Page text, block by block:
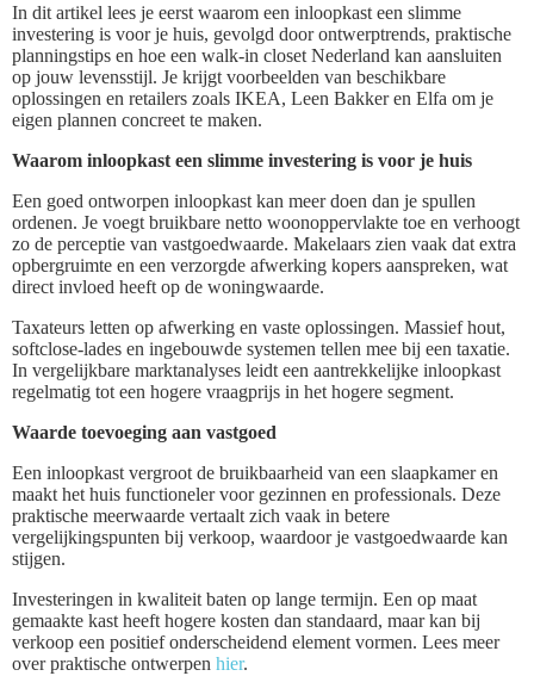
In dit artikel lees je eerst waarom een inloopkast een slimme
investering is voor je huis, gevolgd door ontwerptrends, praktische
planningstips en hoe een walk-in closet Nederland kan aansluiten
op jouw levensstijl. Je krijgt voorbeelden van beschikbare
oplossingen en retailers zoals IKEA, Leen Bakker en Elfa om je
eigen plannen concreet te maken.
Waarom inloopkast een slimme investering is voor je huis
Een goed ontworpen inloopkast kan meer doen dan je spullen
ordenen. Je voegt bruikbare netto woonoppervlakte toe en verhoogt
zo de perceptie van vastgoedwaarde. Makelaars zien vaak dat extra
opbergruimte en een verzorgde afwerking kopers aanspreken, wat
direct invloed heeft op de woningwaarde.
Taxateurs letten op afwerking en vaste oplossingen. Massief hout,
softclose-lades en ingebouwde systemen tellen mee bij een taxatie.
In vergelijkbare marktanalyses leidt een aantrekkelijke inloopkast
regelmatig tot een hogere vraagprijs in het hogere segment.
Waarde toevoeging aan vastgoed
Een inloopkast vergroot de bruikbaarheid van een slaapkamer en
maakt het huis functioneler voor gezinnen en professionals. Deze
praktische meerwaarde vertaalt zich vaak in betere
vergelijkingspunten bij verkoop, waardoor je vastgoedwaarde kan
stijgen.
Investeringen in kwaliteit baten op lange termijn. Een op maat
gemaakte kast heeft hogere kosten dan standaard, maar kan bij
verkoop een positief onderscheidend element vormen. Lees meer
over praktische ontwerpen hier.